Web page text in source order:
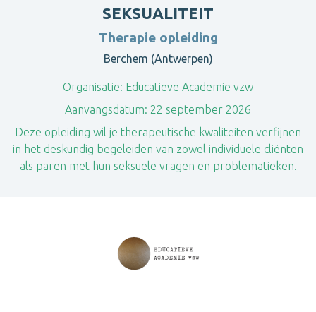
SEKSUALITEIT
Therapie opleiding
Berchem (Antwerpen)
Organisatie: Educatieve Academie vzw
Aanvangsdatum: 22 september 2026
Deze opleiding wil je therapeutische kwaliteiten verfijnen
in het deskundig begeleiden van zowel individuele cliënten
als paren met hun seksuele vragen en problematieken.